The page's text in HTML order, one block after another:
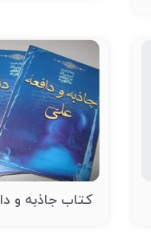
کتاب جاذبه و